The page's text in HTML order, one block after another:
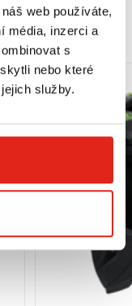
web používáte,
média, inzerci a
s
nebo které
služby.
řídítek,